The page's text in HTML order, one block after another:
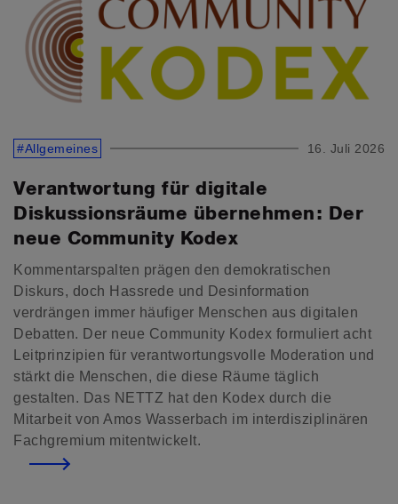
#Allgemeines 16. Juli 2026
Verantwortung für digitale
Diskussionsräume übernehmen: Der
neue Community Kodex
Kommentarspalten prägen den demokratischen
Diskurs, doch Hassrede und Desinformation
verdrängen immer häufiger Menschen aus digitalen
Debatten. Der neue Community Kodex formuliert acht
Leitprinzipien für verantwortungsvolle Moderation und
stärkt die Menschen, die diese Räume täglich
gestalten. Das NETTZ hat den Kodex durch die
Mitarbeit von Amos Wasserbach im interdisziplinären
Fachgremium mitentwickelt.